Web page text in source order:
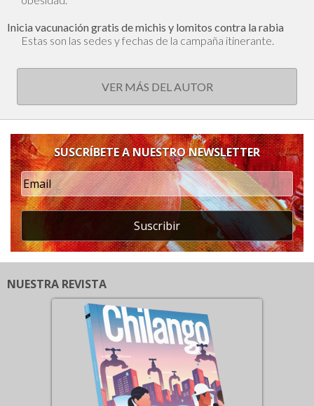
Inicia vacunación gratis de michis y lomitos contra la rabia
Estas son las sedes y fechas de la campaña itinerante.
VER MÁS DEL AUTOR
SUSCRÍBETE A NUESTRO NEWSLETTER
Suscribir
NUESTRA REVISTA